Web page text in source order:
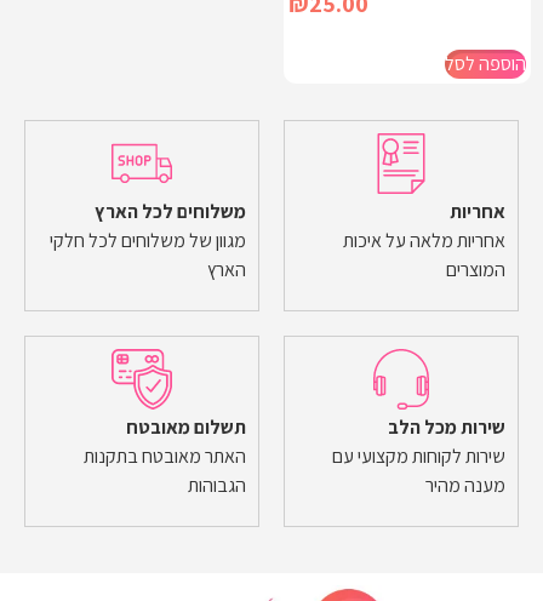
הוספה לסל
אחריות
אחריות מלאה על איכות
המוצרים
משלוחים לכל הארץ
מגוון של משלוחים לכל חלקי
הארץ
שירות מכל הלב
שירות לקוחות מקצועי עם
מענה מהיר
תשלום מאובטח
האתר מאובטח בתקנות
הגבוהות